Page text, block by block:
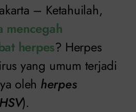
– Ketahuilah,
mencegah
herpes? Herpes
yang umum terjadi
oleh herpes
HSV).